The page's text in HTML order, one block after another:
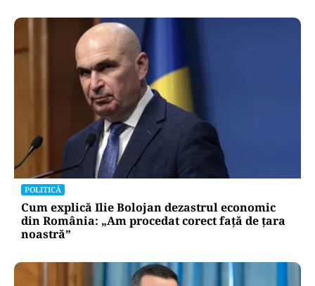
POLITICĂ
Cum explică Ilie Bolojan dezastrul economic
din România: „Am procedat corect față de țara
noastră”